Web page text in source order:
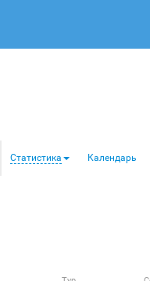
Статистика Календарь